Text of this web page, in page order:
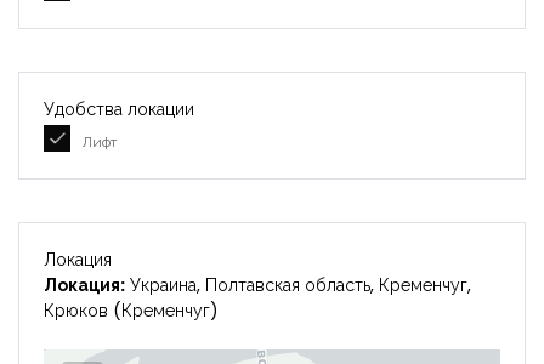
Удобства локации
Лифт
Локация
Локация: Украина, Полтавская область, Кременчуг,
Крюков (Кременчуг)